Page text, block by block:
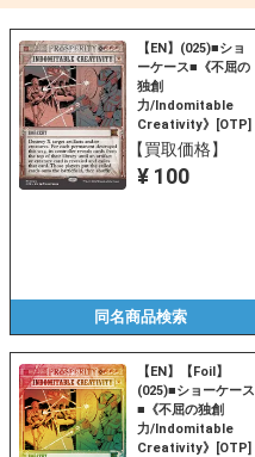
【EN】(025)■ショ
ーケース■《不屈の
独創
力/Indomitable
Creativity》[OTP]
赤R
【買取価格】
¥ 100
同名商品検索
【EN】【Foil】
(025)■ショーケース
■《不屈の独創
力/Indomitable
Creativity》[OTP]